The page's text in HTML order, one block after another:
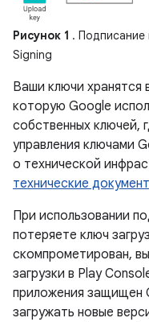
Рисунок 1 .
Signing
Ваши ключи хранятся
которую Google
собственных ключей,
управления ключами
о технической
технические
При использовании
потеряете ключ
скомпрометирован,
загрузки в Play
приложения защищен
загружать новые